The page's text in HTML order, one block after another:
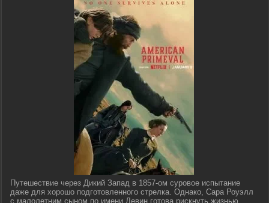
Путешествие через Дикий Запад в 1857-ом суровое испытание
даже для хорошо подготовленного стрелка. Однако, Сара Роуэлл
с малолетним сыном по имени Девин готова рискнуть жизнью,